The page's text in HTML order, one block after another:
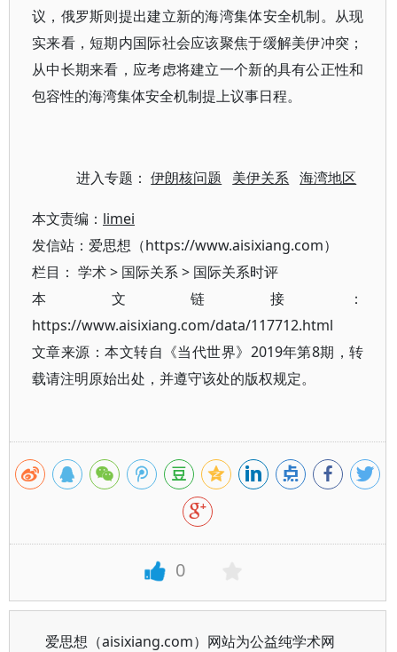
议，俄罗斯则提出建立新的海湾集体安全机制。从现
实来看，短期内国际社会应该聚焦于缓解美伊冲突；
从中长期来看，应考虑将建立一个新的具有公正性和
包容性的海湾集体安全机制提上议事日程。
进入专题：伊朗核问题 美伊关系 海湾地区
本文责编： limei
发信站：爱思想（https://www.aisixiang.com）
栏目： 学术> 国际关系> 国际关系时评
本文链接：
https://www.aisixiang.com/data/117712.html
文章来源：本文转自《当代世界》2019年第8期，转
载请注明原始出处，并遵守该处的版权规定。
0
爱思想（aisixiang.com）网站为公益纯学术网